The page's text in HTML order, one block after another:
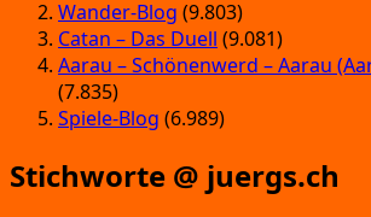
Wander-Blog (9.803)
Catan – Das Duell (9.081)
Aarau – Schönenwerd – Aarau
(7.835)
Spiele-Blog (6.989)
Stichworte @ juergs.ch